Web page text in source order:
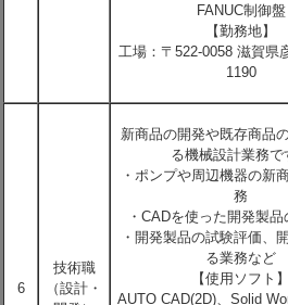
FANUC制御盤
【勤務地】
工場：〒522-0058 滋賀県
1190
6
技術職
（設計・
新商品の開発や既存商品
る機械設計業務で
・ポンプや周辺機器の新
務
・CADを使った開発製
・開発製品の試験評価、
る業務など
【使用ソフト】
AUTO CAD(2D)、Solid